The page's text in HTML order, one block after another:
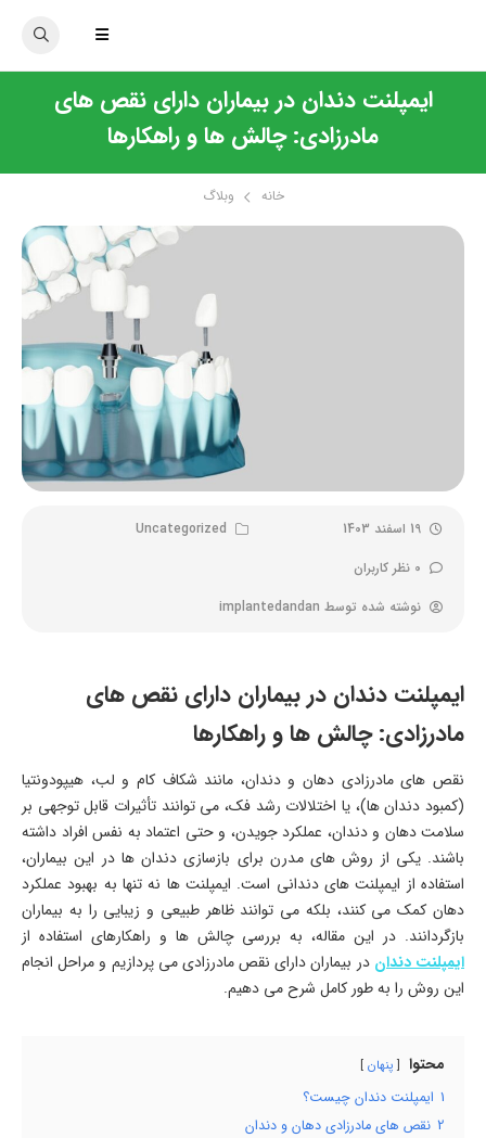
ایمپلنت دندان در بیماران دارای نقص های
مادرزادی: چالش ها و راهکارها
خانه وبلاگ
19 اسفند 1403
Uncategorized
0 نظر کاربران
نوشته شده توسط implantedandan
ایمپلنت دندان در بیماران دارای نقص های
مادرزادی: چالش ها و راهکارها
نقص های مادرزادی دهان و دندان، مانند شکاف کام و لب، هیپودونتیا
(کمبود دندان ها)، یا اختلالات رشد فک، می توانند تأثیرات قابل توجهی بر
سلامت دهان و دندان، عملکرد جویدن، و حتی اعتماد به نفس افراد داشته
باشند. یکی از روش های مدرن برای بازسازی دندان ها در این بیماران،
استفاده از ایمپلنت های دندانی است. ایمپلنت ها نه تنها به بهبود عملکرد
دهان کمک می کنند، بلکه می توانند ظاهر طبیعی و زیبایی را به بیماران
بازگردانند. در این مقاله، به بررسی چالش ها و راهکارهای استفاده از
ایمپلنت دندان در بیماران دارای نقص مادرزادی می پردازیم و مراحل انجام
این روش را به طور کامل شرح می دهیم.
محتوا پنهان
1 ایمپلنت دندان چیست؟
2 نقص های مادرزادی دهان و دندان